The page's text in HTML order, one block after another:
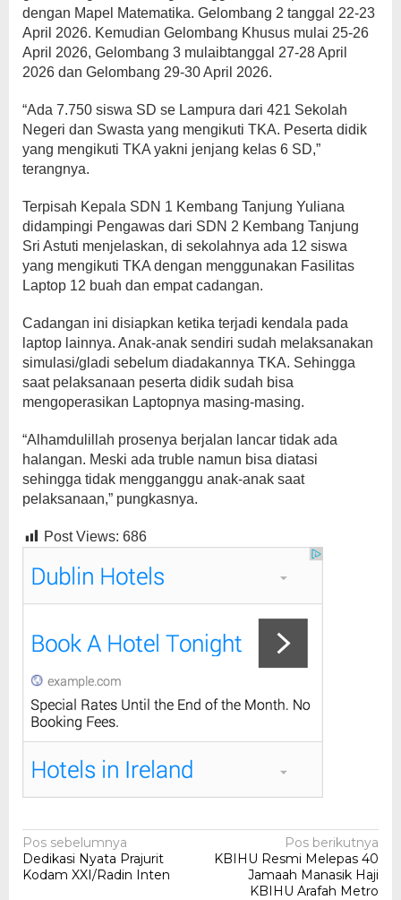
dengan Mapel Matematika. Gelombang 2 tanggal 22-23
April 2026. Kemudian Gelombang Khusus mulai 25-26
April 2026, Gelombang 3 mulaibtanggal 27-28 April
2026 dan Gelombang 29-30 April 2026.
“Ada 7.750 siswa SD se Lampura dari 421 Sekolah
Negeri dan Swasta yang mengikuti TKA. Peserta didik
yang mengikuti TKA yakni jenjang kelas 6 SD,”
terangnya.
Terpisah Kepala SDN 1 Kembang Tanjung Yuliana
didampingi Pengawas dari SDN 2 Kembang Tanjung
Sri Astuti menjelaskan, di sekolahnya ada 12 siswa
yang mengikuti TKA dengan menggunakan Fasilitas
Laptop 12 buah dan empat cadangan.
Cadangan ini disiapkan ketika terjadi kendala pada
laptop lainnya. Anak-anak sendiri sudah melaksanakan
simulasi/gladi sebelum diadakannya TKA. Sehingga
saat pelaksanaan peserta didik sudah bisa
mengoperasikan Laptopnya masing-masing.
“Alhamdulillah prosenya berjalan lancar tidak ada
halangan. Meski ada truble namun bisa diatasi
sehingga tidak mengganggu anak-anak saat
pelaksanaan,” pungkasnya.
Post Views: 686
Navigasi
pos
Pos sebelumnya
Dedikasi Nyata Prajurit
Kodam XXI/Radin Inten
Pos berikutnya
KBIHU Resmi Melepas 40
Jamaah Manasik Haji
KBIHU Arafah Metro